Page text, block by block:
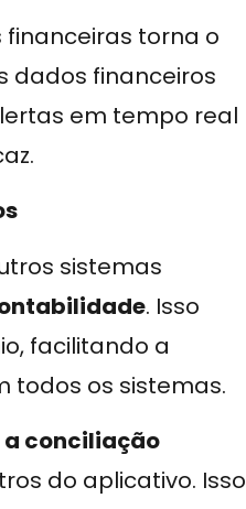
torna o
dados financeiros
em tempo real
sistemas
. Isso
facilitando a
todos os sistemas.
conciliação
do aplicativo. Isso